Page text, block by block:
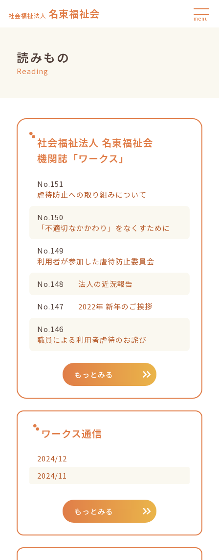
社会福祉法人 名東福祉会 menu
読みもの
Reading
社会福祉法人 名東福祉会
機関誌「ワークス」
No.151
虐待防止への取り組みについて
No.150
「不適切なかかわり」をなくすために
No.149
利用者が参加した虐待防止委員会
No.148 法人の近況報告
No.147 2022年 新年のご挨拶
No.146
職員による利用者虐待のお詫び
もっとみる
ワークス通信
2024/12
2024/11
もっとみる